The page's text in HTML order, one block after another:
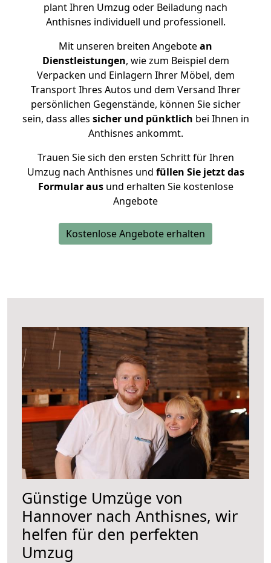
plant Ihren Umzug oder Beiladung nach
Anthisnes individuell und professionell.
Mit unseren breiten Angebotean
Dienstleistungen, wie zum Beispiel dem
Verpacken und Einlagern Ihrer Möbel, dem
Transport Ihres Autos und dem Versand Ihrer
persönlichen Gegenstände, können Sie sicher
sein, dass alles sicher und pünktlich bei Ihnen in
Anthisnes ankommt.
Trauen Sie sich den ersten Schritt für Ihren
Umzug nach Anthisnes und füllen Sie jetzt das
Formular ausund erhalten Sie kostenlose
Angebote
Kostenlose Angebote erhalten
Günstige Umzüge von
Hannover nach Anthisnes, wir
helfen für den perfekten
Umzug